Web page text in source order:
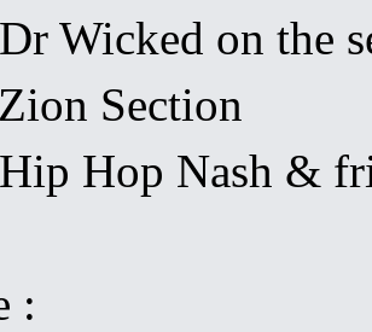
Wicked on the
Section
Hop Nash &
: